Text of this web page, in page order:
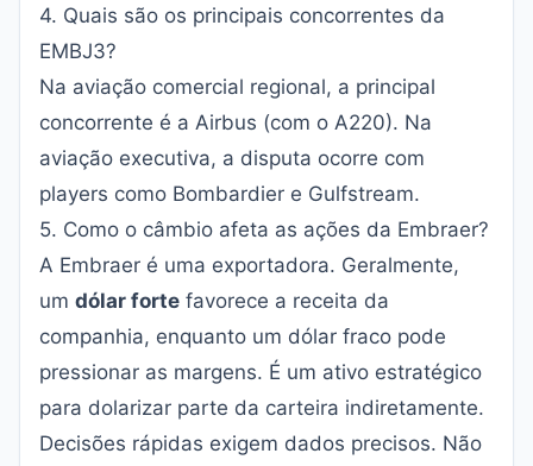
4. Quais são os principais concorrentes da
EMBJ3?
Na aviação comercial regional, a principal
concorrente é a Airbus (com o A220). Na
aviação executiva, a disputa ocorre com
players como Bombardier e Gulfstream.
5. Como o câmbio afeta as ações da Embraer?
A Embraer é uma exportadora. Geralmente,
um dólar forte favorece a receita da
companhia, enquanto um dólar fraco pode
pressionar as margens. É um ativo estratégico
para dolarizar parte da carteira indiretamente.
Decisões rápidas exigem dados precisos. Não